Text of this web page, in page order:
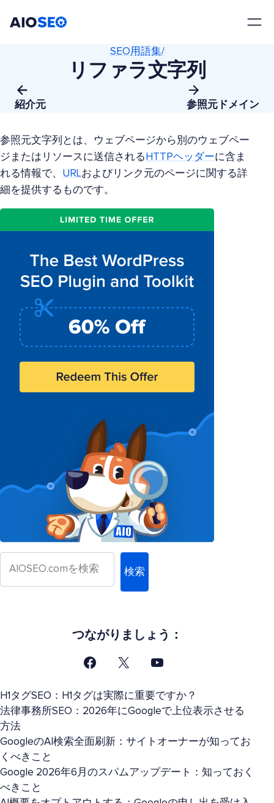
紹介元
SEO用語集/
リファラ文字列
参照元ドメイン
参照元文字列とは、ウェブページから別のウェブペー
ジまたはリソースに送信される HTTPヘッダーに含ま
れる情報で、 URLおよびリンク元のページに関する詳
細を提供するものです。
検索
つながりましょう：
H1タグSEO：H1タグは実際に重要ですか？
法律事務所SEO：2026年にGoogleで上位表示させる
方法
GoogleのAI検索全面刷新：サイトオーナーが知ってお
くべきこと
Google 2026年6月のスパムアップデート：知っておく
べきこと